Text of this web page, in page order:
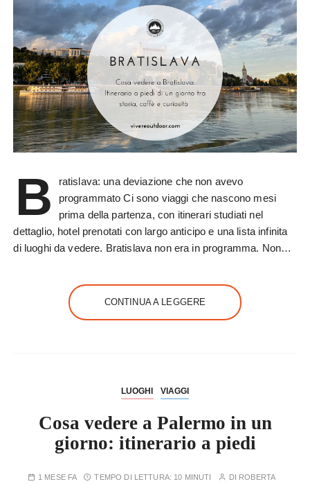
B
ratislava: una deviazione che non avevo
programmato Ci sono viaggi che nascono mesi
prima della partenza, con itinerari studiati nel
dettaglio, hotel prenotati con largo anticipo e una lista infinita
di luoghi da vedere. Bratislava non era in programma. Non…
CONTINUA A LEGGERE
LUOGHI VIAGGI
Cosa vedere a Palermo in un
giorno: itinerario a piedi
1 MESE FA TEMPO DI LETTURA: 10 MINUTI DI ROBERTA